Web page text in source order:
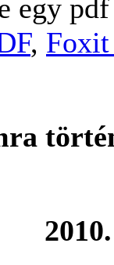
egy
, Foxit